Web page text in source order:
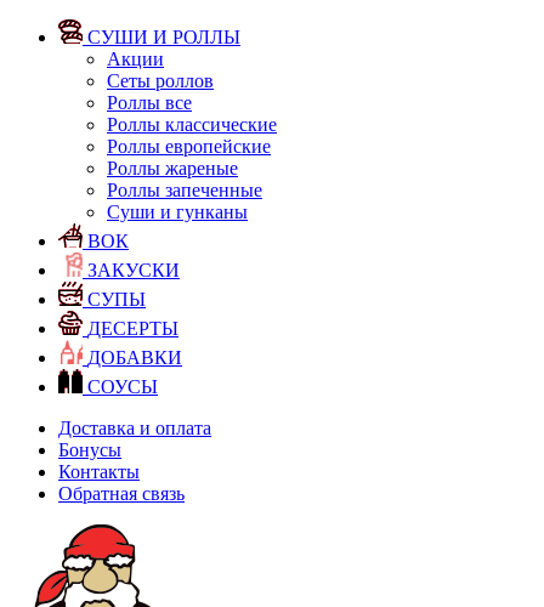
СУШИ И РОЛЛЫ
Акции
Сеты роллов
Роллы все
Роллы классические
Роллы европейские
Роллы жареные
Роллы запеченные
Суши и гунканы
ВОК
ЗАКУСКИ
СУПЫ
ДЕСЕРТЫ
ДОБАВКИ
СОУСЫ
Доставка и оплата
Бонусы
Контакты
Обратная связь